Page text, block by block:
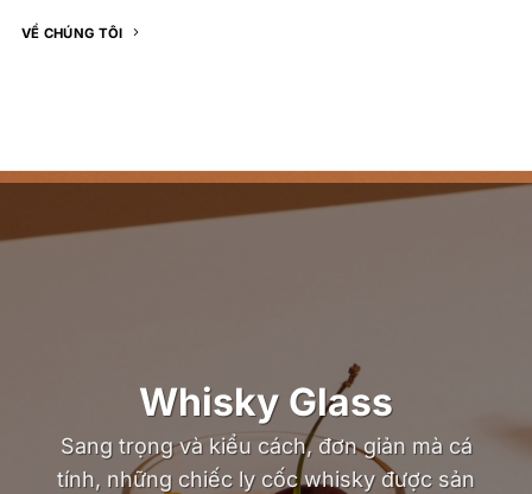
VỀ CHÚNG TÔI
Whisky Glass
Sang trọng và kiểu cách, đơn giản mà cá
tính, những chiếc ly cốc whisky được sản